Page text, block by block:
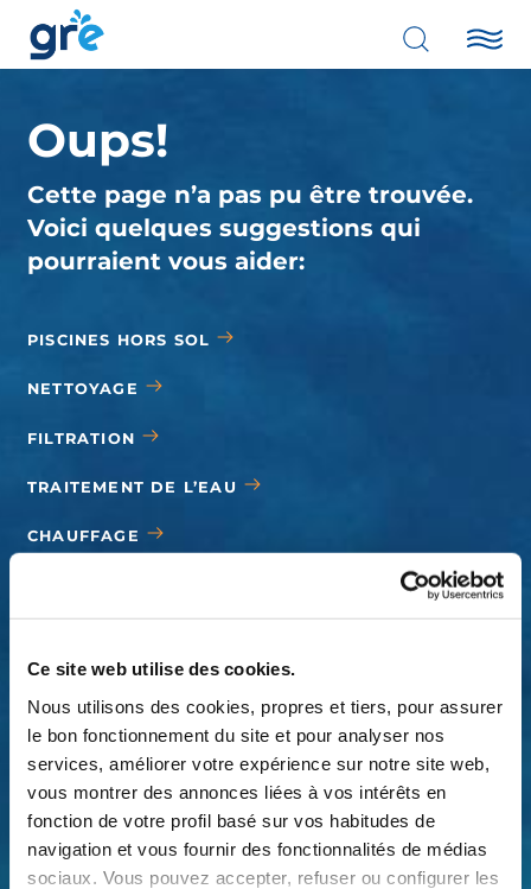
Ce site web utilise des cookies.
Nous utilisons des cookies, propres et tiers, pour assurer
le bon fonctionnement du site et pour analyser nos
services, améliorer votre expérience sur notre site web,
vous montrer des annonces liées à vos intérêts en
fonction de votre profil basé sur vos habitudes de
navigation et vous fournir des fonctionnalités de médias
sociaux. Vous pouvez accepter, refuser ou configurer les
Oups!
Cette page n’a pas pu être trouvée.
Voici quelques suggestions qui
pourraient vous aider:
PISCINES HORS SOL
NETTOYAGE
FILTRATION
TRAITEMENT DE L’EAU
CHAUFFAGE